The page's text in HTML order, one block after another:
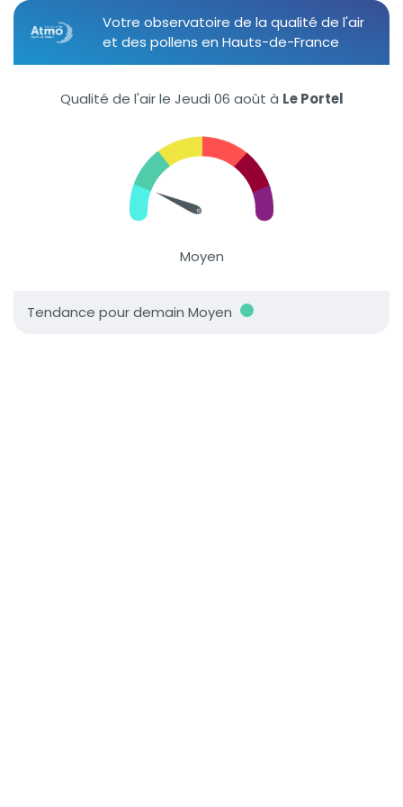
Votre observatoire de la qualité de l'air
et des pollens en Hauts-de-France
Qualité de l'air le Jeudi 06 août à Le Portel
Moyen
Tendance pour demain Moyen